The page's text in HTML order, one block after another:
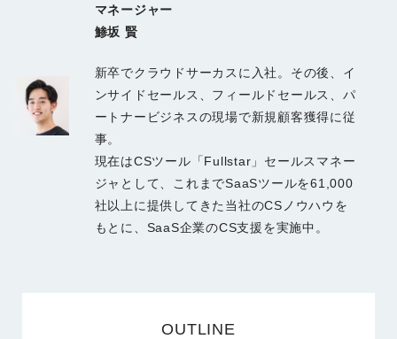
マネージャー
鯵坂 賢
新卒でクラウドサーカスに入社。その後、イ
ンサイドセールス、フィールドセールス、パ
ートナービジネスの現場で新規顧客獲得に従
事。
現在はCSツール「Fullstar」セールスマネー
ジャとして、これまでSaaSツールを61,000
社以上に提供してきた当社のCSノウハウを
もとに、SaaS企業のCS支援を実施中。
OUTLINE